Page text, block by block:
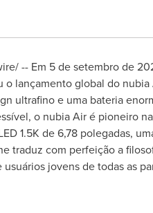
-- Em 5 de setembro de
lançamento global do
ultrafino e uma bateria
o nubia Air é pioneiro
1.5K de 6,78 polegadas,
traduz com perfeição a
jovens de todas as